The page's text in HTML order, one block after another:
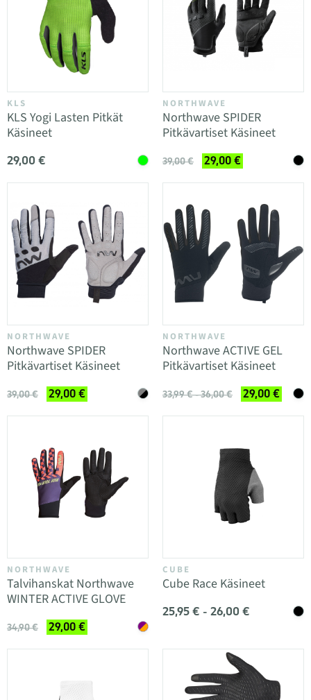
KLS
KLS Yogi Lasten Pitkät
Käsineet
29,00 €
NORTHWAVE
Northwave SPIDER
Pitkävartiset Käsineet
39,00 € 29,00 €
NORTHWAVE
Northwave SPIDER
Pitkävartiset Käsineet
39,00 € 29,00 €
NORTHWAVE
Northwave ACTIVE GEL
Pitkävartiset Käsineet
33,99 € - 36,00 € 29,00 €
NORTHWAVE
Talvihanskat Northwave
WINTER ACTIVE GLOVE
34,90 € 29,00 €
CUBE
Cube Race Käsineet
25,95 € - 26,00 €